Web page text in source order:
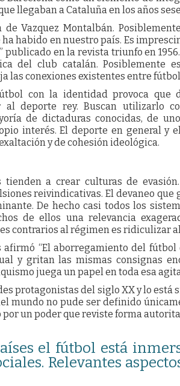
llegaban a Cataluña en los años
Vazquez Montalbán.
habido en nuestro país. Es
publicado en la revista triunfo en
del club catalán. Posiblemente
las conexiones existentes entre
con la identidad provoca que
al deporte rey. Buscan utilizarlo
de dictaduras conocidas, de
interés. El deporte en general y
y de cohesión ideológica.
tienden a crear culturas de
reivindicativas. El devaneo
De hecho casi todos los
de ellos una relevancia
contrarios al régimen es ridiculizar
“El aborregamiento del fútbol
y gritan las mismas consignas
juega un papel en toda esa
protagonistas del siglo XX y lo está
mundo no pude ser definido
un poder que reviste forma
el fútbol está
Relevantes